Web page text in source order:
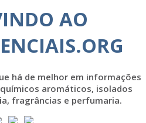
AO
há de melhor em informações
aromáticos, isolados
fragrâncias e perfumaria.